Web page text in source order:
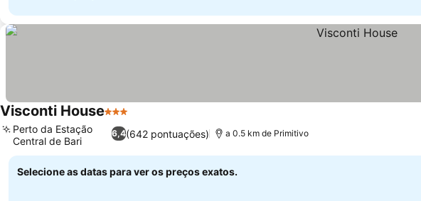
Visconti House3 Estrelas
6,4(642 pontuações)
Perto da Estação
Central de Bari
a 0.5 km de Primitivo
Selecione as datas para ver os preços exatos.